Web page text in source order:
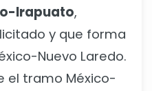
Irapuato,
y que forma
Nuevo Laredo.
el tramo México-